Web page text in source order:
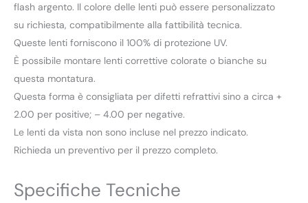
flash argento. Il colore delle lenti può essere personalizzato
su richiesta, compatibilmente alla fattibilità tecnica.
Queste lenti forniscono il 100% di protezione UV.
È possibile montare lenti correttive colorate o bianche su
questa montatura.
Questa forma è consigliata per difetti refrattivi sino a circa +
2.00 per positive; – 4.00 per negative.
Le lenti da vista non sono incluse nel prezzo indicato.
Richieda un preventivo per il prezzo completo.
Specifiche Tecniche